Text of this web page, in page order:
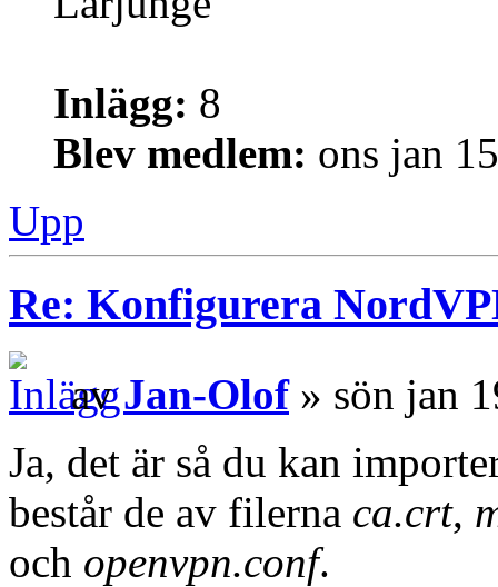
Inlägg: 8
Blev medlem: ons jan
Upp
Re: Konfigurera
avJan-Olof» sön jan
Ja, det är så du kan
består de av filerna ca.crt,
och openvpn.conf.